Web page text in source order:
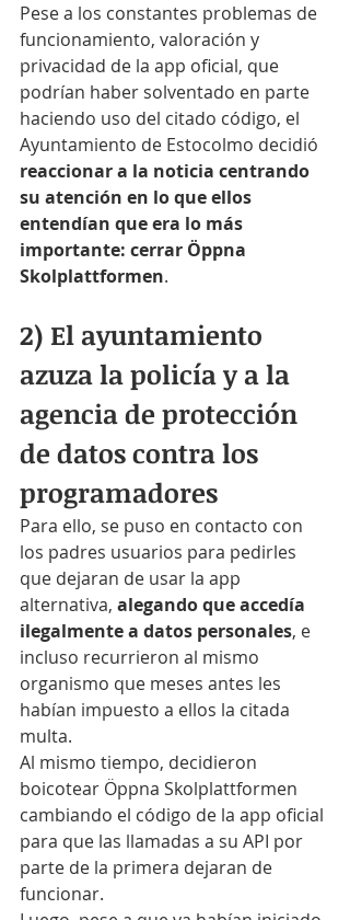
Pese a los constantes problemas de
funcionamiento, valoración y
privacidad de la app oficial, que
podrían haber solventado en parte
haciendo uso del citado código, el
Ayuntamiento de Estocolmo decidió
reaccionar a la noticia centrando
su atención en lo que ellos
entendían que era lo más
importante: cerrar Öppna
Skolplattformen.
2) El ayuntamiento
azuza la policía y a la
agencia de protección
de datos contra los
programadores
Para ello, se puso en contacto con
los padres usuarios para pedirles
que dejaran de usar la app
alternativa, alegando que accedía
ilegalmente a datos personales, e
incluso recurrieron al mismo
organismo que meses antes les
habían impuesto a ellos la citada
multa.
Al mismo tiempo, decidieron
boicotear Öppna Skolplattformen
cambiando el código de la app oficial
para que las llamadas a su API por
parte de la primera dejaran de
funcionar.